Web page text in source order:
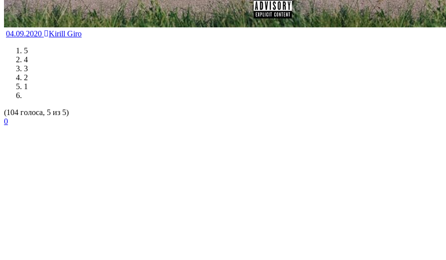
04.09.2020
Kirill Giro
5
4
3
2
1
(104 голоса, 5 из 5)
0